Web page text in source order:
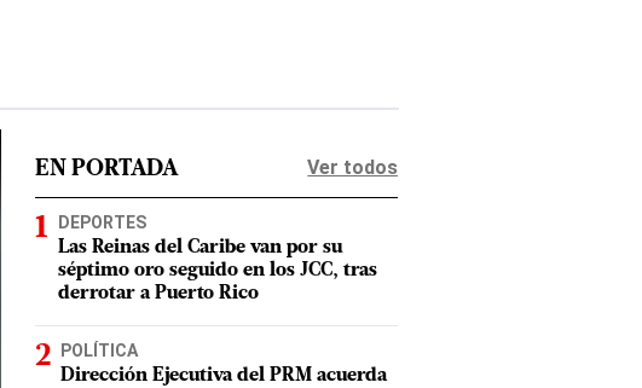
EN PORTADA Ver todos
DEPORTES
Las Reinas del Caribe van por su
séptimo oro seguido en los JCC, tras
derrotar a Puerto Rico
POLÍTICA
Dirección Ejecutiva del PRM acuerda